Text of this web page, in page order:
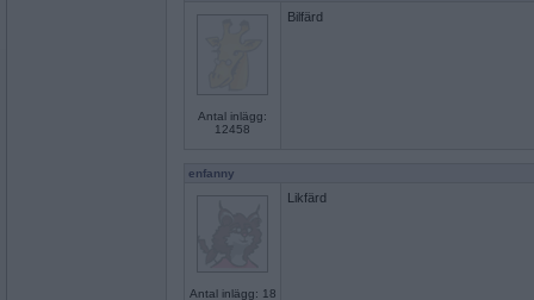
Antal inlägg:
12458
Bilfärd
enfanny
Antal inlägg: 18
Likfärd